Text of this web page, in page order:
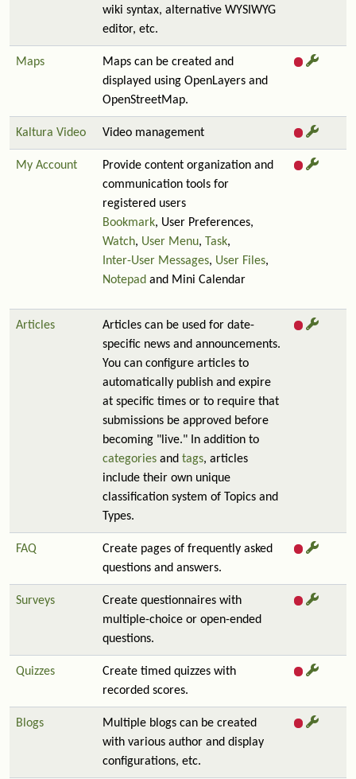
wiki syntax, alternative WYSIWYG
editor, etc.
Maps
Maps can be created and
displayed using OpenLayers and
OpenStreetMap.
Kaltura Video Video management
My Account
Provide content organization and
communication tools for
registered users
Bookmark, User Preferences,
Watch, User Menu, Task,
Inter-User Messages, User Files,
Notepad and Mini Calendar
Articles
Articles can be used for date-
specific news and announcements.
You can configure articles to
automatically publish and expire
at specific times or to require that
submissions be approved before
becoming "live." In addition to
categories and tags, articles
include their own unique
classification system of Topics and
Types.
FAQ
Create pages of frequently asked
questions and answers.
Surveys
Create questionnaires with
multiple-choice or open-ended
questions.
Quizzes
Create timed quizzes with
recorded scores.
Blogs
Multiple blogs can be created
with various author and display
configurations, etc.